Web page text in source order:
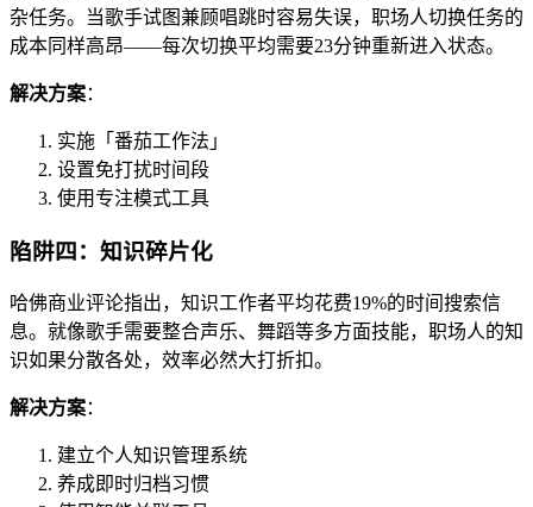
杂任务。当歌手试图兼顾唱跳时容易失误，职场人切换任务的
成本同样高昂——每次切换平均需要23分钟重新进入状态。
解决方案：
实施「番茄工作法」
设置免打扰时间段
使用专注模式工具
陷阱四：知识碎片化
哈佛商业评论指出，知识工作者平均花费19%的时间搜索信
息。就像歌手需要整合声乐、舞蹈等多方面技能，职场人的知
识如果分散各处，效率必然大打折扣。
解决方案：
建立个人知识管理系统
养成即时归档习惯